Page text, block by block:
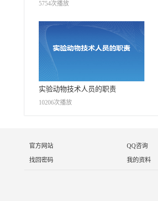
5754次播放
实验动物技术人员的职责
10206次播放
官方网站 QQ咨询
找回密码
我的资料